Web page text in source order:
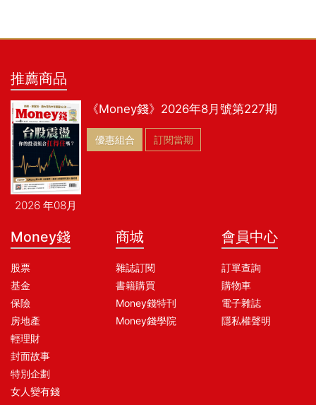
推薦商品
2026 年08月
《Money錢》2026年8月號第227期
優惠組合 訂閱當期
Money錢
股票
基金
保險
房地產
輕理財
封面故事
特別企劃
女人變有錢
商城
雜誌訂閱
書籍購買
Money錢特刊
Money錢學院
會員中心
訂單查詢
購物車
電子雜誌
隱私權聲明